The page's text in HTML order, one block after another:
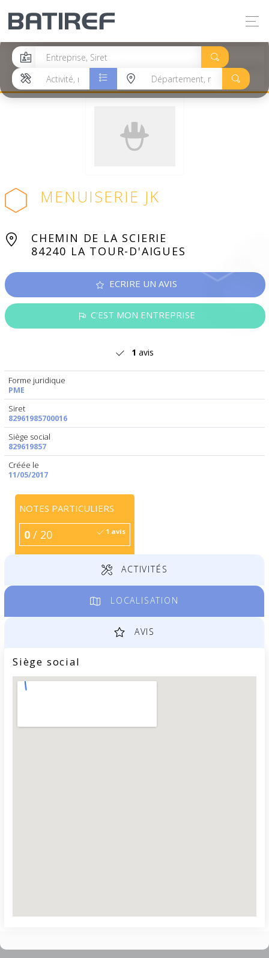
MENUISERIE JK
CHEMIN DE LA SCIERIE
84240 LA TOUR-D'AIGUES
ECRIRE UN AVIS
C'EST MON ENTREPRISE
1 avis
Forme juridique
PME
Siret
82961985700016
Siège social
829619857
Créée le
11/05/2017
NOTES PARTICULIERS
0/ 20 1 avis
ACTIVITÉS
LOCALISATION
AVIS
Siège social